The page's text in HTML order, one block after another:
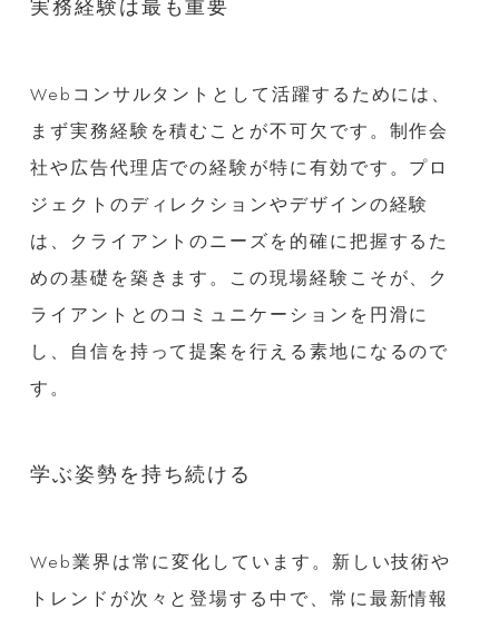
実務経験は最も重要
Webコンサルタントとして活躍するためには、
まず実務経験を積むことが不可欠です。制作会
社や広告代理店での経験が特に有効です。プロ
ジェクトのディレクションやデザインの経験
は、クライアントのニーズを的確に把握するた
めの基礎を築きます。この現場経験こそが、ク
ライアントとのコミュニケーションを円滑に
し、自信を持って提案を行える素地になるので
す。
学ぶ姿勢を持ち続ける
Web業界は常に変化しています。新しい技術や
トレンドが次々と登場する中で、常に最新情報